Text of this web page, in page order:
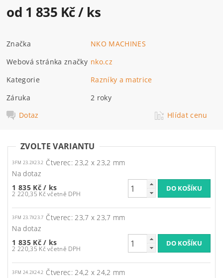
od 1 835 Kč/ ks
Značka
NKO MACHINES
Webová stránka značky nko.cz
Kategorie
Razníky a matrice
Záruka
2 roky
Dotaz
Hlídat cenu
ZVOLTE VARIANTU
3FM 23.2X23.2 Čtverec: 23,2 x 23,2 mm
Na dotaz
1 835 Kč/ ks
2 220,35 Kč včetně DPH
3FM 23.7X23.7 Čtverec: 23,7 x 23,7 mm
Na dotaz
1 835 Kč/ ks
2 220,35 Kč včetně DPH
3FM 24.2X24.2 Čtverec: 24,2 x 24,2 mm